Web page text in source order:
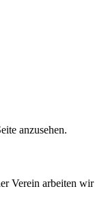
anzusehen.
Verein arbeiten wir